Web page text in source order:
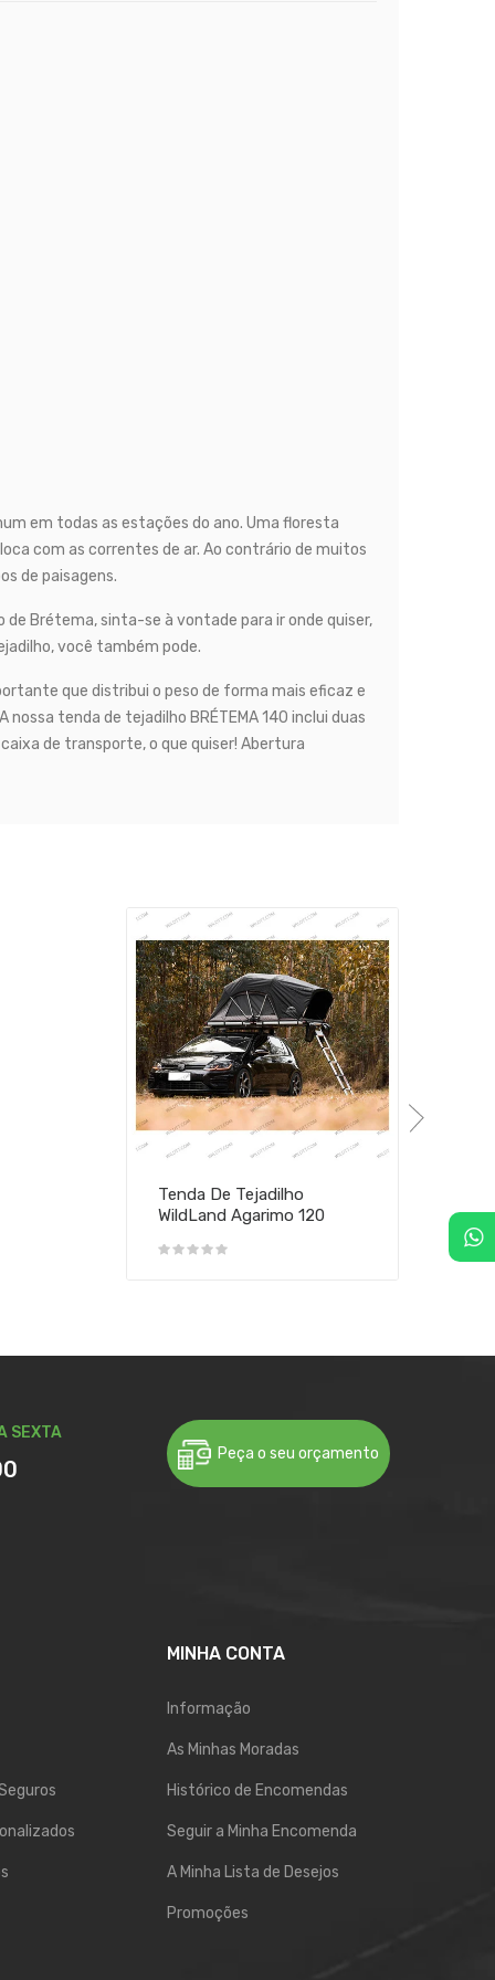
em todas as estações do ano. Uma floresta
com as correntes de ar. Ao contrário de muitos
de paisagens.
Brétema, sinta-se à vontade para ir onde quiser,
você também pode.
que distribui o peso de forma mais eficaz e
tenda de tejadilho BRÉTEMA 140 inclui duas
de transporte, o que quiser! Abertura
Tenda De Tejadilho
WildLand Agarimo 120
SEXTA
Peça o seu orçamento
MINHA CONTA
Informação
As Minhas Moradas
Histórico de Encomendas
Seguir a Minha Encomenda
A Minha Lista de Desejos
Promoções